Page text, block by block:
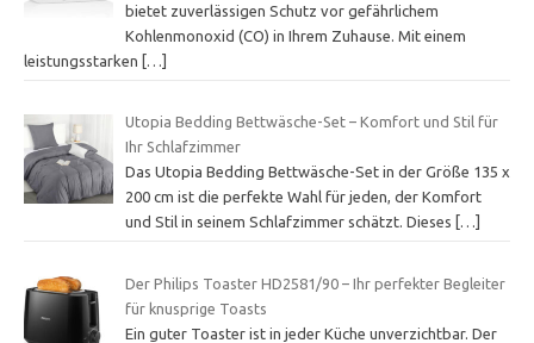
bietet zuverlässigen Schutz vor gefährlichem
Kohlenmonoxid (CO) in Ihrem Zuhause. Mit einem
leistungsstarken
[…]
Utopia Bedding Bettwäsche-Set – Komfort und Stil für
Ihr Schlafzimmer
Das Utopia Bedding Bettwäsche-Set in der Größe 135 x
200 cm ist die perfekte Wahl für jeden, der Komfort
und Stil in seinem Schlafzimmer schätzt. Dieses
[…]
Der Philips Toaster HD2581/90 – Ihr perfekter Begleiter
für knusprige Toasts
Ein guter Toaster ist in jeder Küche unverzichtbar. Der